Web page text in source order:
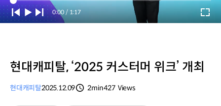
Current
Time
0:00 / Duration
1:17
현대캐피탈, ‘2025 커스터머 위크’ 개최
현대캐피탈2025.12.09
2min427 Views